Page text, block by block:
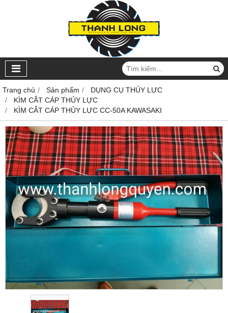
Trang chủ Sản phẩm
DỤNG CỤ THỦY LỰC
KÌM CẮT CÁP THỦY LỰC
KÌM CẮT CÁP THỦY LỰC CC-50A KAWASAKI